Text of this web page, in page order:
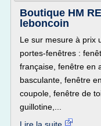
Boutique HM
leboncoin
Le sur mesure à prix
portes-fenêtres :
française, fenêtre en
basculante, fenêtre
coupole, fenêtre de
guillotine,...